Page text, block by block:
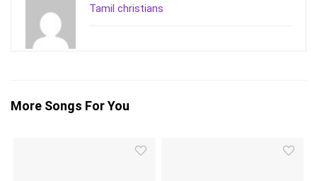
Tamil christians
More Songs For You